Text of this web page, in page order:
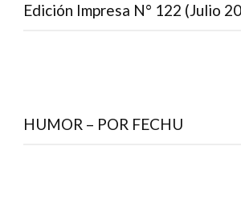
Edición Impresa N° 122 (Julio
HUMOR – POR FECHU